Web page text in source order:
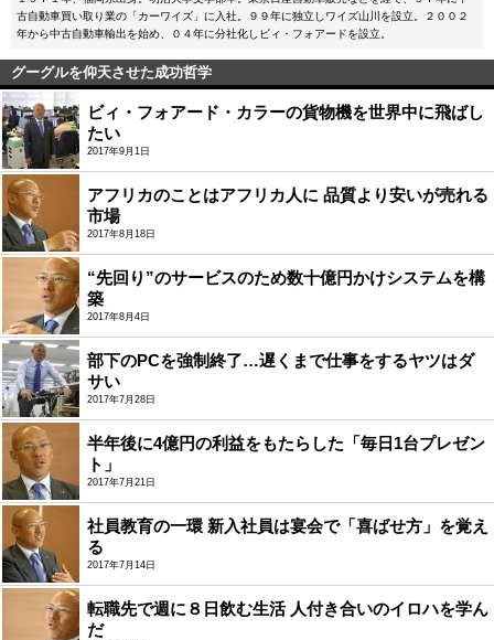
古自動車買い取り業の「カーワイズ」に入社。９９年に独立しワイズ山川を設立。２００２
年から中古自動車輸出を始め、０４年に分社化しビィ・フォアードを設立。
グーグルを仰天させた成功哲学
ビィ・フォアード・カラーの貨物機を世界中に飛ばし
たい
2017年9月1日
アフリカのことはアフリカ人に 品質より安いが売れる
市場
2017年8月18日
“先回り”のサービスのため数十億円かけシステムを構
築
2017年8月4日
部下のPCを強制終了…遅くまで仕事をするヤツはダ
サい
2017年7月28日
半年後に4億円の利益をもたらした「毎日1台プレゼン
ト」
2017年7月21日
社員教育の一環 新入社員は宴会で「喜ばせ方」を覚え
る
2017年7月14日
転職先で週に８日飲む生活 人付き合いのイロハを学ん
だ